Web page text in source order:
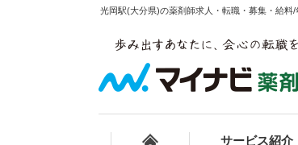
光岡駅(大分県)の薬剤師求人・転職・募集・給料
サービス紹介